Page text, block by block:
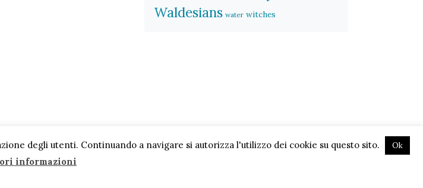
Waldesians water witches
degli utenti. Continuando a navigare si autorizza l'utilizzo dei cookie su questo sito. Ok
informazioni